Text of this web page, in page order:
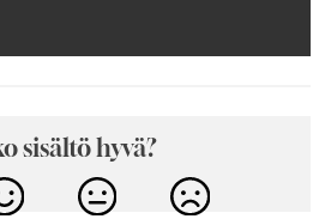
sisältö hyvä?